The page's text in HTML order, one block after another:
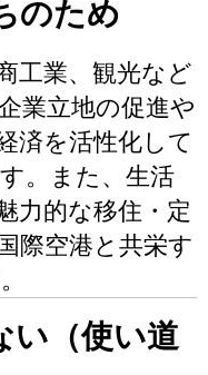
のため
工業、観光など
業立地の促進や
済を活性化して
。また、生活
力的な移住・定
際空港と共栄す
い（使い道